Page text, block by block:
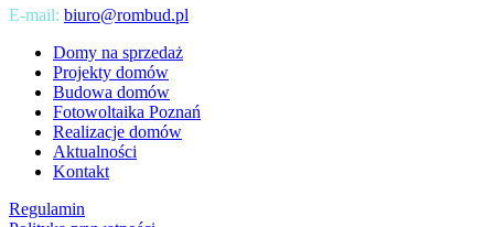
E-mail: biuro@rombud.pl
Domy na sprzedaż
Projekty domów
Budowa domów
Fotowoltaika Poznań
Realizacje domów
Aktualności
Kontakt
Regulamin